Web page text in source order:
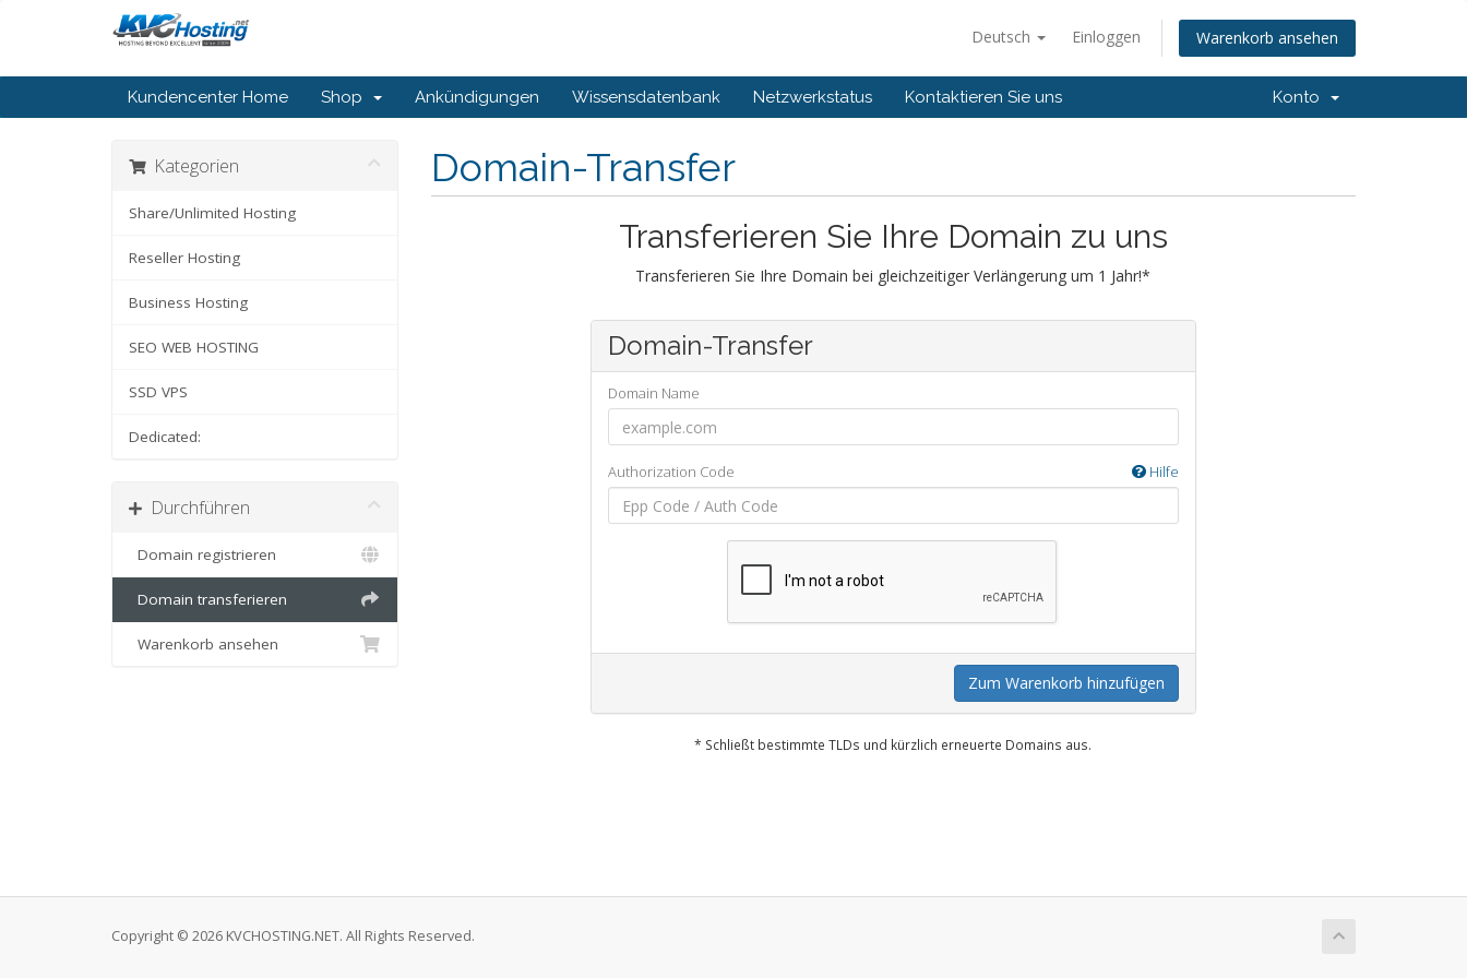
Deutsch Einloggen Warenkorb ansehen
Kundencenter Home Shop Ankündigungen Wissensdatenbank Netzwerkstatus Kontaktieren Sie uns Konto
Kategorien
Share/Unlimited Hosting
Reseller Hosting
Business Hosting
SEO WEB HOSTING
SSD VPS
Dedicated:
Durchführen
Domain registrieren
Domain transferieren
Warenkorb ansehen
Domain-Transfer
Transferieren Sie Ihre Domain zu uns
Transferieren Sie Ihre Domain bei gleichzeitiger Verlängerung um 1 Jahr!*
Domain-Transfer
Domain Name
Authorization Code Hilfe
Zum Warenkorb hinzufügen
* Schließt bestimmte TLDs und kürzlich erneuerte Domains aus.
Copyright © 2026 KVCHOSTING.NET. All Rights Reserved.